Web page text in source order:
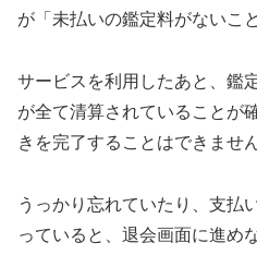
が「未払いの鑑定料がないこ
サービスを利用したあと、鑑
が全て清算されていることが
きを完了することはできません
うっかり忘れていたり、支払
っていると、退会画面に進め